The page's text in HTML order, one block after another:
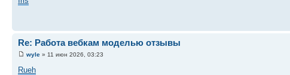
Re: Работа вебкам моделью отзывы
wyle » 11 июн 2026, 03:23
Rueh